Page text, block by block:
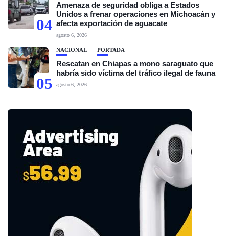
04
Amenaza de seguridad obliga a Estados
Unidos a frenar operaciones en Michoacán y
afecta exportación de aguacate
agosto 6, 2026
05
NACIONAL PORTADA
Rescatan en Chiapas a mono saraguato que
habría sido víctima del tráfico ilegal de fauna
agosto 6, 2026